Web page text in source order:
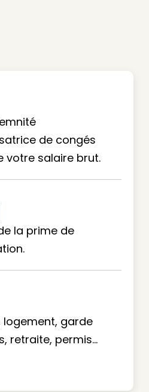
de congés
votre salaire brut.
la prime de
logement, garde
retraite, permis…